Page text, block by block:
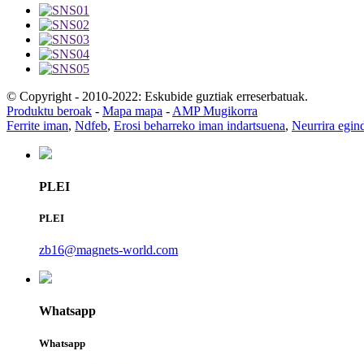
© Copyright - 2010-2022: Eskubide guztiak erreserbatuak.
Produktu beroak - Mapa mapa - AMP Mugikorra
Ferrite iman, Ndfeb, Erosi beharreko iman indartsuena, Neurrira
PLEI
PLEI
zb16@magnets-world.com
Whatsapp
Whatsapp